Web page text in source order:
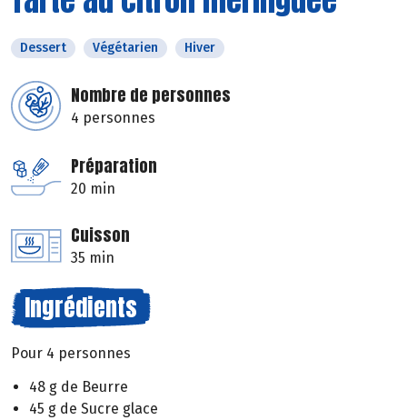
Dessert Végétarien Hiver
Nombre de personnes
4 personnes
Préparation
20 min
Cuisson
35 min
Ingrédients
Pour 4 personnes
48 g de Beurre
45 g de Sucre glace